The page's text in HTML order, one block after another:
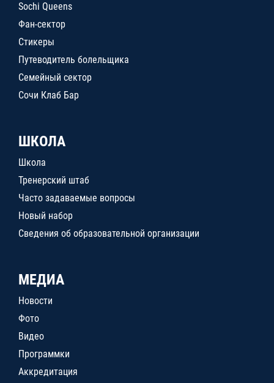
Sochi Queens
Фан-сектор
Стикеры
Путеводитель болельщика
Семейный сектор
Сочи Клаб Бар
ШКОЛА
Школа
Тренерский штаб
Часто задаваемые вопросы
Новый набор
Сведения об образовательной организации
МЕДИА
Новости
Фото
Видео
Программки
Аккредитация